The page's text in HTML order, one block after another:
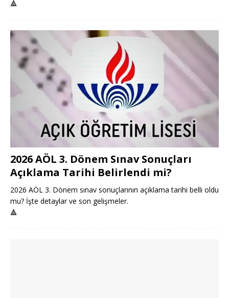
🔺
2026 AÖL 3. Dönem Sınav Sonuçları
Açıklama Tarihi Belirlendi mi?
2026 AÖL 3. Dönem sınav sonuçlarının açıklama tarihi belli oldu
mu? İşte detaylar ve son gelişmeler.
🔺